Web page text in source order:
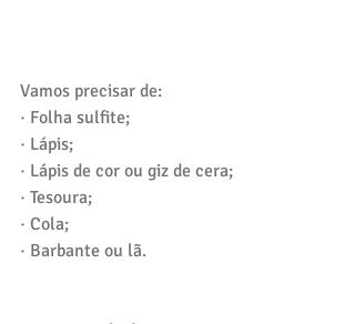
Vamos precisar de:
· Folha sulfite;
· Lápis;
· Lápis de cor ou giz de cera;
· Tesoura;
· Cola;
· Barbante ou lã.